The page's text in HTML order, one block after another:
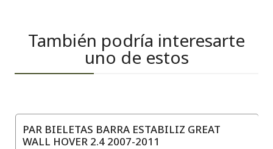
También podría interesarte
uno de estos
PAR BIELETAS BARRA ESTABILIZ GREAT
WALL HOVER 2.4 2007-2011